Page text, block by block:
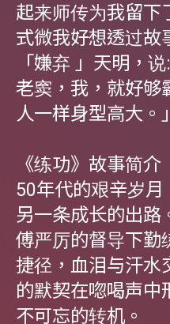
起来师传为我留下
式微我好想透过故
「嫌弃 」天明，
老窦，我，就好够
人一样身型高大。」
《练功》故事简介
50年代的艰辛岁
另一条成长的出路
傅严厉的督导下勤
捷径，血泪与汗水
的默契在唿喝声中
不可忘的转机。